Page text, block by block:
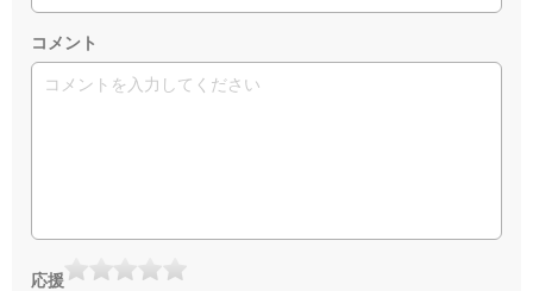
コメント
応援